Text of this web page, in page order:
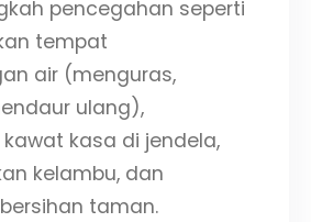
pencegahan seperti
tempat
air (menguras,
ulang),
kasa di jendela,
kelambu, dan
taman.